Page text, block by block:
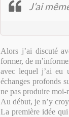
J’ai
Alors j’ai discuté
former, de
avec lequel j’ai eu
échanges profonds
ne pas produire moi-
Au début, je n’y
La première idée